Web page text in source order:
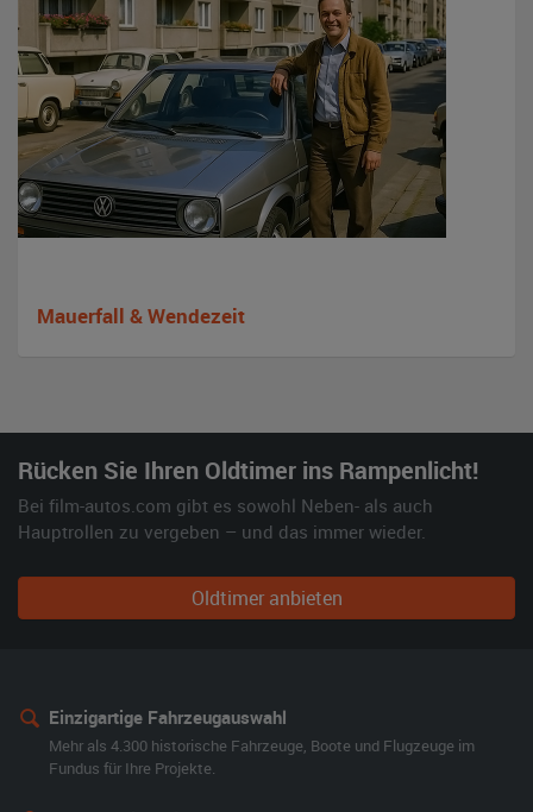
Mauerfall & Wendezeit
Rücken Sie Ihren Oldtimer ins Rampenlicht!
Bei film-autos.com gibt es sowohl Neben- als auch
Hauptrollen zu vergeben – und das immer wieder.
Oldtimer anbieten
Einzigartige Fahrzeugauswahl
Mehr als 4.300 historische Fahrzeuge, Boote und Flugzeuge im
Fundus für Ihre Projekte.